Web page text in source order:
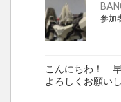
参加
こんにちわ！ 早
よろしくお願い